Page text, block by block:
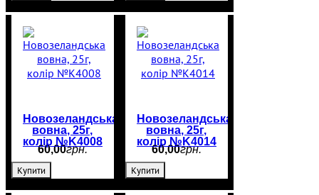
Новозеландська
вовна, 25г,
колір №K4008
60,00грн.
Купити
Новозеландська
вовна, 25г,
колір №K4014
60,00грн.
Купити